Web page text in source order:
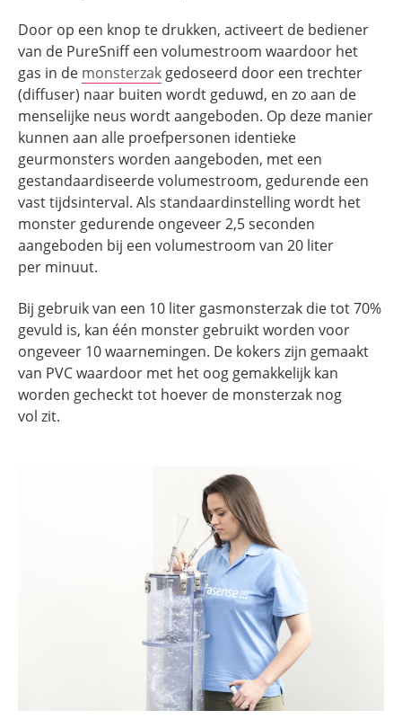
Door op een knop te drukken, activeert de bediener
van de PureSniff een volumestroom waardoor het
gas in de monsterzak gedoseerd door een trechter
(diffuser) naar buiten wordt geduwd, en zo aan de
menselijke neus wordt aangeboden. Op deze manier
kunnen aan alle proefpersonen identieke
geurmonsters worden aangeboden, met een
gestandaardiseerde volumestroom, gedurende een
vast tijdsinterval. Als standaardinstelling wordt het
monster gedurende ongeveer 2,5 seconden
aangeboden bij een volumestroom van 20 liter
per minuut.
Bij gebruik van een 10 liter gasmonsterzak die tot 70%
gevuld is, kan één monster gebruikt worden voor
ongeveer 10 waarnemingen. De kokers zijn gemaakt
van PVC waardoor met het oog gemakkelijk kan
worden gecheckt tot hoever de monsterzak nog
vol zit.